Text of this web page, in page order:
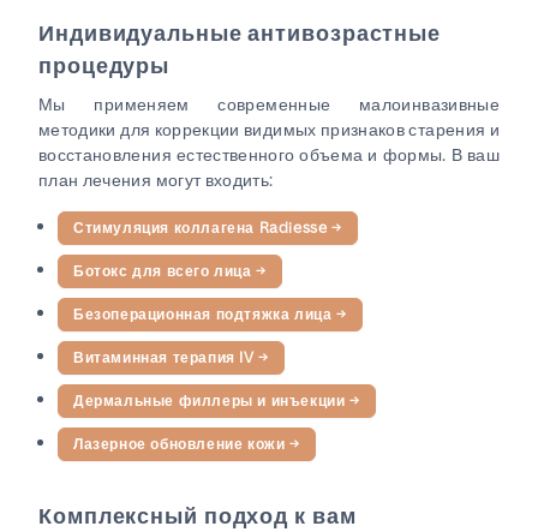
Индивидуальные антивозрастные
процедуры
Мы применяем современные малоинвазивные
методики для коррекции видимых признаков старения и
восстановления естественного объема и формы. В ваш
план лечения могут входить:
Стимуляция коллагена Radiesse →
Ботокс для всего лица →
Безоперационная подтяжка лица →
Витаминная терапия IV →
Дермальные филлеры и инъекции →
Лазерное обновление кожи →
Комплексный подход к вам